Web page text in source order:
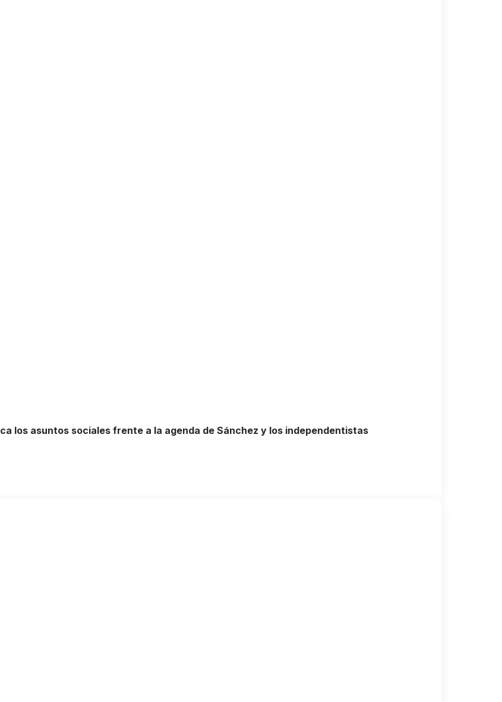
los asuntos sociales frente a la agenda de Sánchez y los independentistas